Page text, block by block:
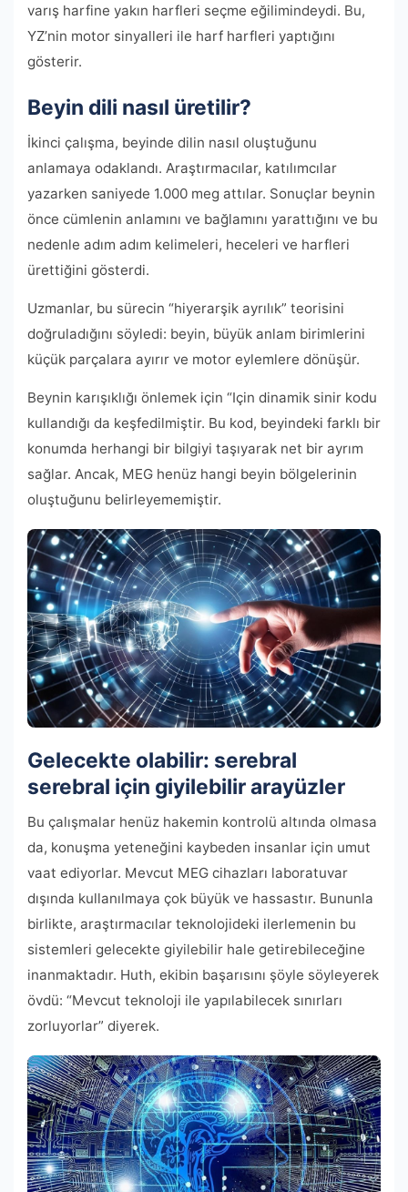
varış harfine yakın harfleri seçme eğilimindeydi. Bu,
YZ’nin motor sinyalleri ile harf harfleri yaptığını
gösterir.
Beyin dili nasıl üretilir?
İkinci çalışma, beyinde dilin nasıl oluştuğunu
anlamaya odaklandı. Araştırmacılar, katılımcılar
yazarken saniyede 1.000 meg attılar. Sonuçlar beynin
önce cümlenin anlamını ve bağlamını yarattığını ve bu
nedenle adım adım kelimeleri, heceleri ve harfleri
ürettiğini gösterdi.
Uzmanlar, bu sürecin “hiyerarşik ayrılık” teorisini
doğruladığını söyledi: beyin, büyük anlam birimlerini
küçük parçalara ayırır ve motor eylemlere dönüşür.
Beynin karışıklığı önlemek için “Için dinamik sinir kodu
kullandığı da keşfedilmiştir. Bu kod, beyindeki farklı bir
konumda herhangi bir bilgiyi taşıyarak net bir ayrım
sağlar. Ancak, MEG henüz hangi beyin bölgelerinin
oluştuğunu belirleyememiştir.
Gelecekte olabilir: serebral
serebral için giyilebilir arayüzler
Bu çalışmalar henüz hakemin kontrolü altında olmasa
da, konuşma yeteneğini kaybeden insanlar için umut
vaat ediyorlar. Mevcut MEG cihazları laboratuvar
dışında kullanılmaya çok büyük ve hassastır. Bununla
birlikte, araştırmacılar teknolojideki ilerlemenin bu
sistemleri gelecekte giyilebilir hale getirebileceğine
inanmaktadır. Huth, ekibin başarısını şöyle söyleyerek
övdü: “Mevcut teknoloji ile yapılabilecek sınırları
zorluyorlar” diyerek.